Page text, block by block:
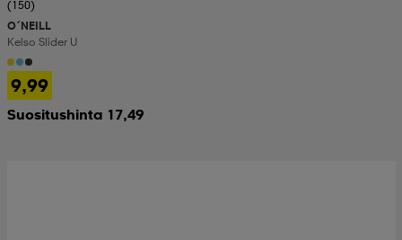
(150)
O´NEILL
Kelso Slider U
9,99
Suositushinta 17,49